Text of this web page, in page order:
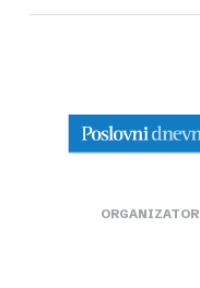
ORGANIZATOR